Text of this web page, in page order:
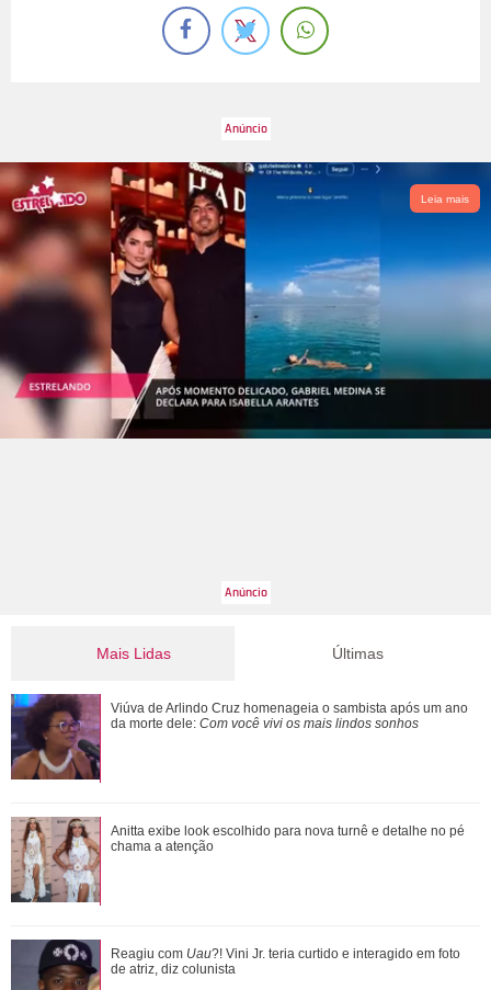
Leia mais
Mais Lidas
Filho de Faustão, João Silva relembra relação com Hebe
Camargo e fala sobre carinho pelo ...
Atriz de The Studio fala sobre participação especial de
Madonna na segunda temporada da sé...
Nazli elabora um plano para pedir desculpas a Omer. Veja o
que vai rolar em Coração de Mã...
Últimas
Viúva de Arlindo Cruz homenageia o sambista após um ano
da morte dele: Com você vivi os mais lindos sonhos
Anitta exibe look escolhido para nova turnê e detalhe no pé
chama a atenção
Reagiu com Uau?! Vini Jr. teria curtido e interagido em foto
de atriz, diz colunista